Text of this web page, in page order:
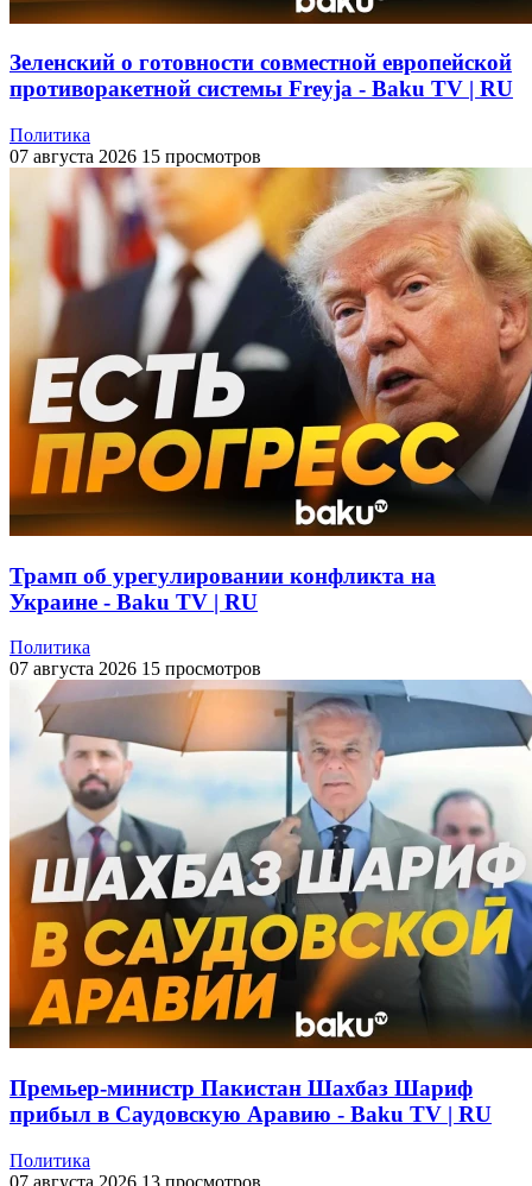
Зеленский о готовности совместной европейской
противоракетной системы Freyja - Baku TV | RU
Политика
07 августа 2026 15 просмотров
Трамп об урегулировании конфликта на
Украине - Baku TV | RU
Политика
07 августа 2026 15 просмотров
Премьер-министр Пакистан Шахбаз Шариф
прибыл в Саудовскую Аравию - Baku TV | RU
Политика
07 августа 2026 13 просмотров